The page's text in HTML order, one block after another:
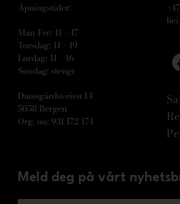
Åpningstider:
Man-Fre: 11 – 17
Torsdag: 11 – 19
Lørdag: 11 – 16
Søndag: stengt
Damsgårdsveien 14
5058 Bergen
Org. no: 931 172 174
Meld deg på vårt